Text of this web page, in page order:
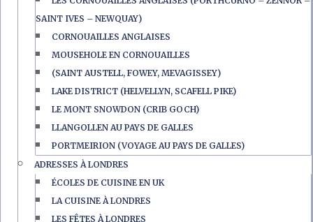
SAINT IVES – NEWQUAY)
CORNOUAILLES ANGLAISES
MOUSEHOLE EN CORNOUAILLES
(SAINT AUSTELL, FOWEY, MEVAGISSEY)
LAKE DISTRICT (HELVELLYN, SCAFELL PIKE)
LE MONT SNOWDON (CRIB GOCH)
LLANGOLLEN AU PAYS DE GALLES
PORTMEIRION (VOYAGE AU PAYS DE GALLES)
ADRESSES À LONDRES
ÉCOLES DE CUISINE EN UK
LA CUISINE À LONDRES
LES FÊTES À LONDRES